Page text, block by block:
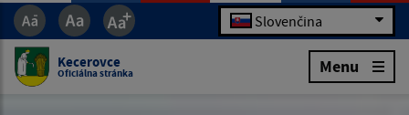
Slovenčina
Kecerovce
Oficiálna stránka Menu